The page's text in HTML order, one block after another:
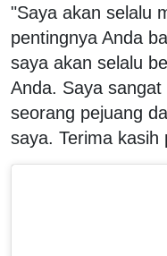
"Saya akan selalu
pentingnya Anda
saya akan selalu
Anda. Saya
seorang pejuang
saya. Terima kasih